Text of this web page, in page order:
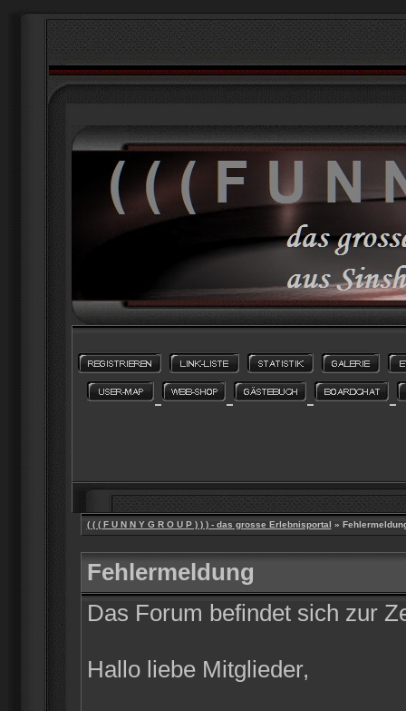
( ( ( F U N N Y G R O U P ) ) ) - das grosse Erlebnisportal »
Fehlermeldung
Das Forum befindet sich zur
Hallo liebe Mitglieder,